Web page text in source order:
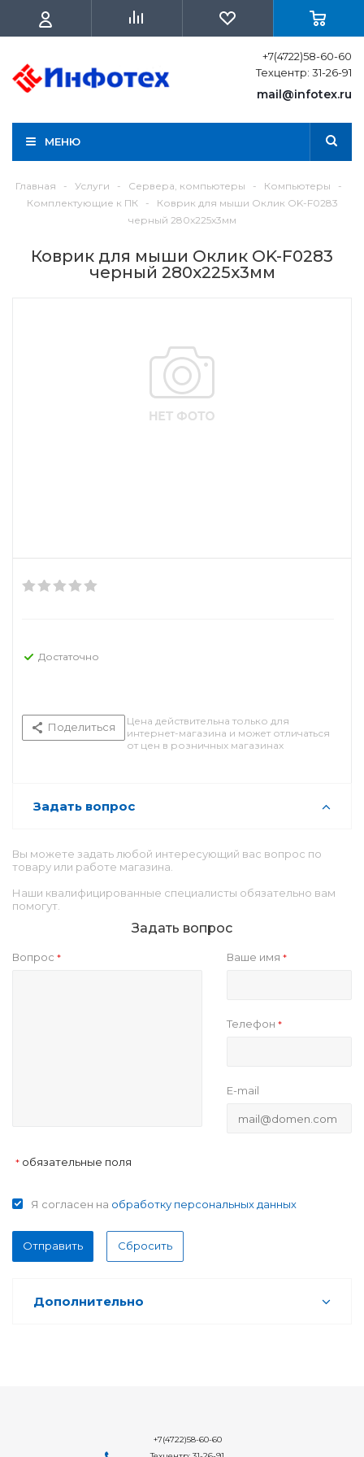
+7(4722)58-60-60
Техцентр: 31-26-91
mail@infotex.ru
МЕНЮ
Главная - Услуги - Сервера, компьютеры - Компьютеры
-
Комплектующие к ПК
-
Коврик для мыши Оклик OK-F0283
черный 280x225x3мм
Коврик для мыши Оклик OK-F0283
черный 280x225x3мм
Достаточно
Поделиться
Цена действительна только для
интернет-магазина и может отличаться
от цен в розничных магазинах
Задать вопрос
Вы можете задать любой интересующий вас вопрос по
товару или работе магазина.
Наши квалифицированные специалисты обязательно вам
помогут.
Задать вопрос
Вопрос * Ваше имя*
Телефон*
E-mail
* обязательные поля
Я согласен на обработку персональных данных
Отправить Сбросить
Дополнительно
+7(4722)58-60-60